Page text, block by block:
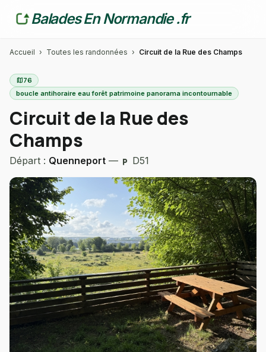
Balades En Normandie .fr
Accueil › Toutes les randonnées › Circuit de la Rue des Champs
map76
boucle antihoraire eau forêt patrimoine panorama incontournable
Circuit de la Rue des
Champs
Départ : Quenneport — local_parking D51